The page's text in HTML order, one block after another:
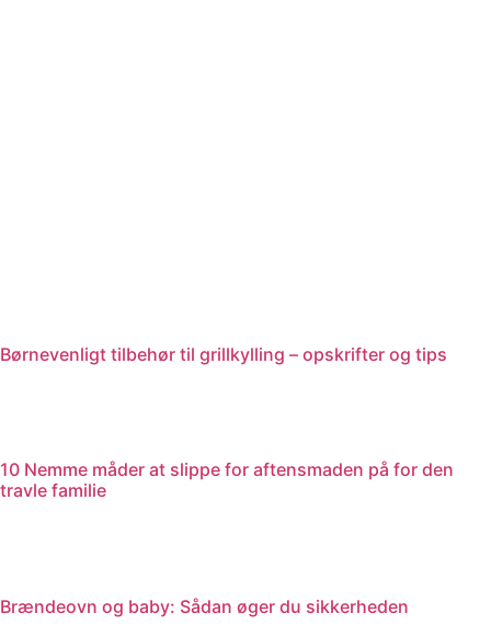
Børnevenligt tilbehør til grillkylling – opskrifter og tips
10 Nemme måder at slippe for aftensmaden på for den
travle familie
Brændeovn og baby: Sådan øger du sikkerheden